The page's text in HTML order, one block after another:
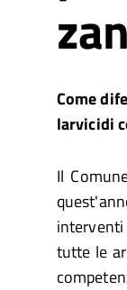
Come
larvicidi
Il
tutte le